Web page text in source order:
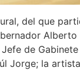
del que
de
Jorge; la